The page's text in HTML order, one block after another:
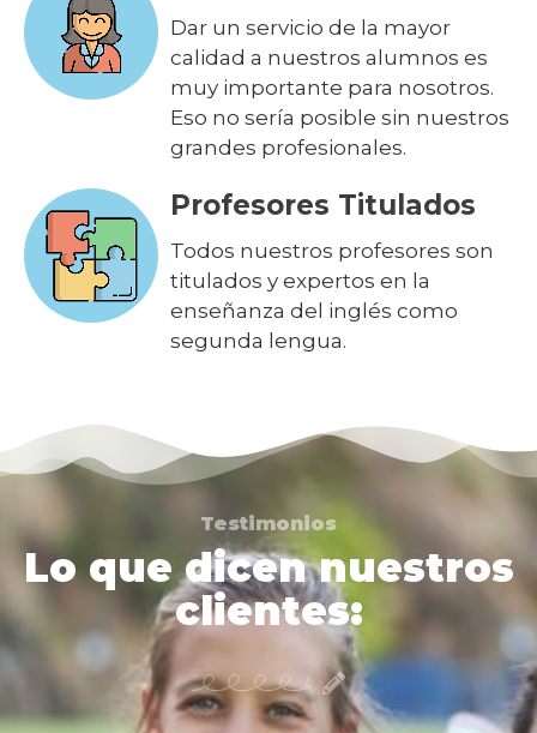
Dar un servicio de la mayor
calidad a nuestros alumnos es
muy importante para nosotros.
Eso no sería posible sin nuestros
grandes profesionales.
Profesores Titulados
Todos nuestros profesores son
titulados y expertos en la
enseñanza del inglés como
segunda lengua.
Testimonios
Lo que dicen nuestros
clientes: